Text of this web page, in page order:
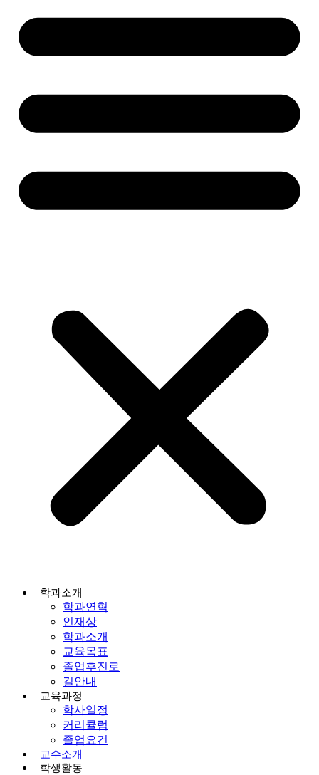
학과소개
학과연혁
인재상
학과소개
교육목표
졸업후진로
길안내
교육과정
학사일정
커리큘럼
졸업요건
교수소개
학생활동